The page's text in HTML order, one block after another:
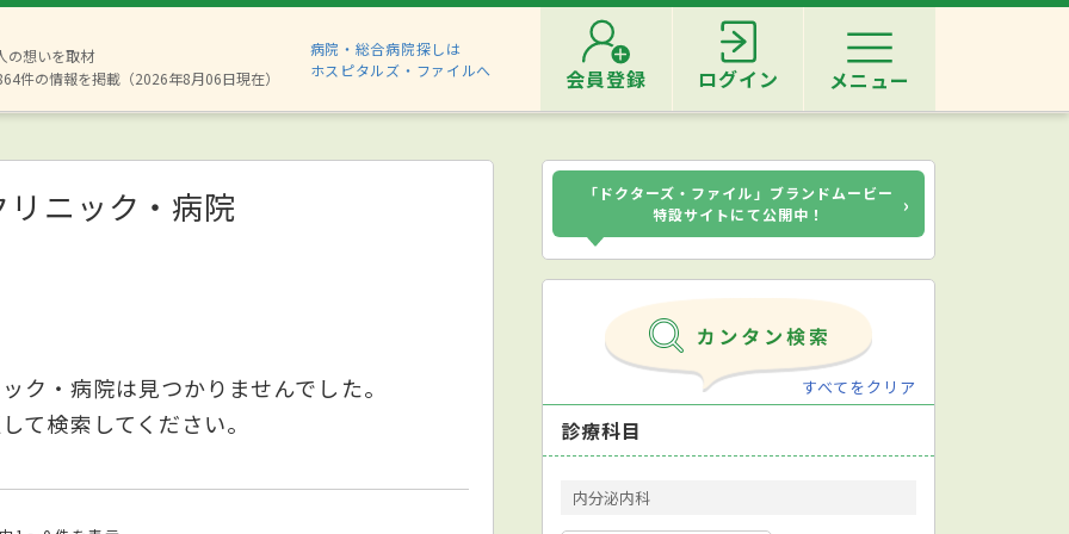
の想いを取材
件の情報を掲載（2026年8月06日現在）
病院・総合病院探しは
ホスピタルズ・ファイルへ
会員登録 ログイン メニュー
リニック・病院
ク・病院は見つかりませんでした。
て検索してください。
「ドクターズ・ファイル」ブランドムービー
特設サイトにて公開中！
›
すべてをクリア
診療科目
内分泌内科